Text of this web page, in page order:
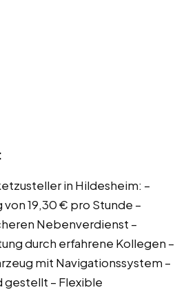
in Hildesheim: –
19,30 € pro Stunde –
Nebenverdienst –
durch erfahrene Kollegen –
mit Navigationssystem –
– Flexible